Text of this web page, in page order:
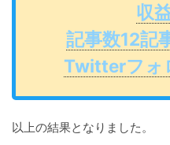
収
記事数12記
Twitterフォ
以上の結果となりました。